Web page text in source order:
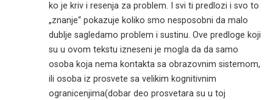
ko je kriv i resenja za problem. I svi ti predlozi i svo to
„znanje“ pokazuje koliko smo nesposobni da malo
dublje sagledamo problem i sustinu. Ove predloge koji
su u ovom tekstu izneseni je mogla da da samo
osoba koja nema kontakta sa obrazovnim sistemom,
ili osoba iz prosvete sa velikim kognitivnim
ogranicenjima(dobar deo prosvetara su u toj